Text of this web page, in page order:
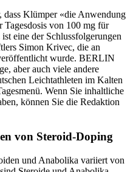
dass Klümper «die Anwendung
Tagesdosis von 100 mg für
eine der Schlussfolgerungen
Simon Krivec, die an
wurde. BERLIN
aber auch viele andere
Leichtathleten im Kalten
Wenn Sie inhaltliche
können Sie die Redaktion
von Steroid-Doping
und Anabolika variiert von